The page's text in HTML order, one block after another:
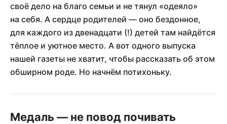
своё дело на благо семьи и не тянул «одеяло»
на себя. А сердце родителей — оно бездонное,
для каждого из двенадцати (!) детей там найдётся
тёплое и уютное место. А вот одного выпуска
нашей газеты не хватит, чтобы рассказать об этом
обширном роде. Но начнём потихоньку.
Медаль — не повод почивать